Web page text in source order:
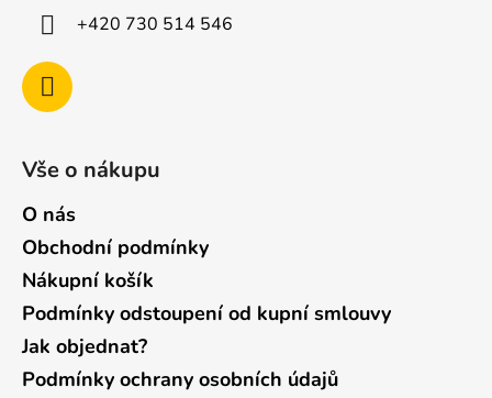
+420 730 514 546
Vše o nákupu
O nás
Obchodní podmínky
Nákupní košík
Podmínky odstoupení od kupní smlouvy
Jak objednat?
Podmínky ochrany osobních údajů